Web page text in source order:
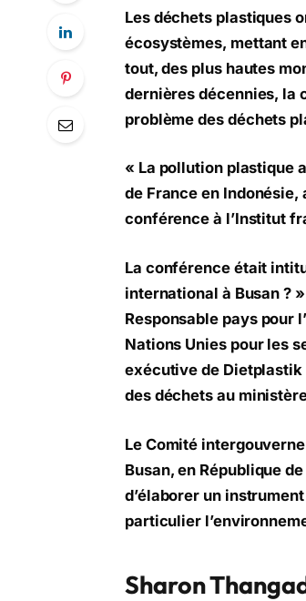
Les déchets plastiques
écosystèmes, mettant
tout, des plus hautes
dernières décennies, la
problème des déchets
« La pollution plastique
de France en Indonésie,
conférence à l’Institut
La conférence était
international à Busan ?
Responsable pays pour
Nations Unies pour les
exécutive de Dietplastik
des déchets au
Le Comité
Busan, en République
d’élaborer un
particulier
Sharon